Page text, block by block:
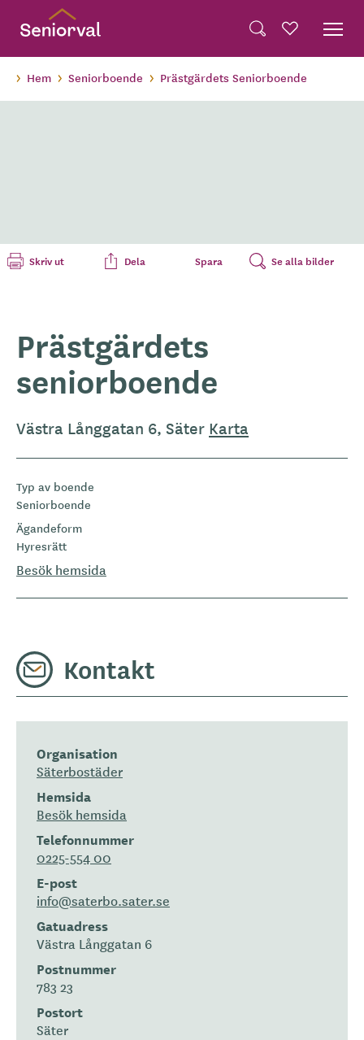
Hem Seniorboende Prästgärdets Seniorboende
Skriv ut Dela Spara Se alla bilder
Prästgärdets
seniorboende
Västra Långgatan 6, Säter Karta
Typ av boende
Seniorboende
Ägandeform
Hyresrätt
Besök hemsida
Kontakt
Organisation
Säterbostäder
Hemsida
Besök hemsida
Telefonnummer
0225-554 00
E-post
info@saterbo.sater.se
Gatuadress
Västra Långgatan 6
Postnummer
783 23
Postort
Säter
Translate